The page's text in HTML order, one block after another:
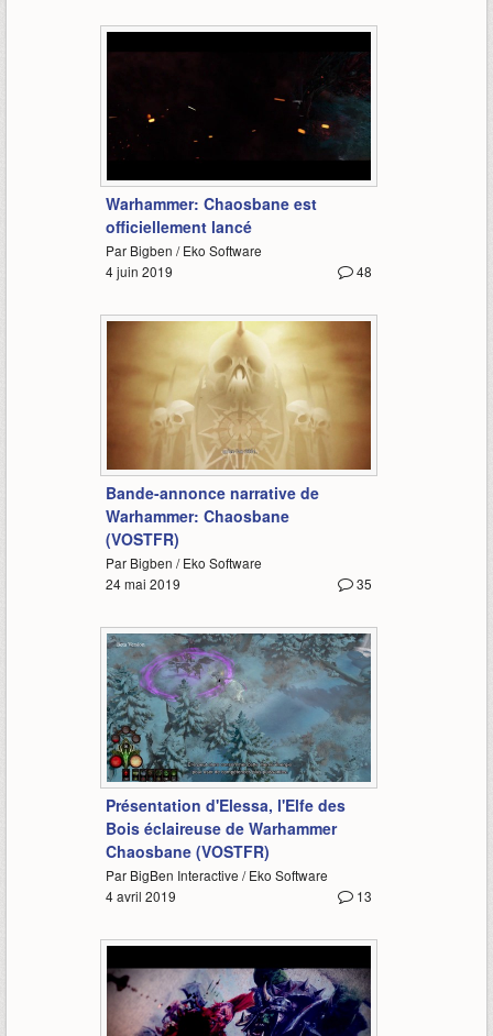
Warhammer: Chaosbane est
officiellement lancé
Par Bigben / Eko Software
48
4 juin 2019
Bande-annonce narrative de
Warhammer: Chaosbane
(VOSTFR)
Par Bigben / Eko Software
35
24 mai 2019
2:13
Présentation d'Elessa, l'Elfe des
Bois éclaireuse de Warhammer
Chaosbane (VOSTFR)
Par BigBen Interactive / Eko Software
13
4 avril 2019